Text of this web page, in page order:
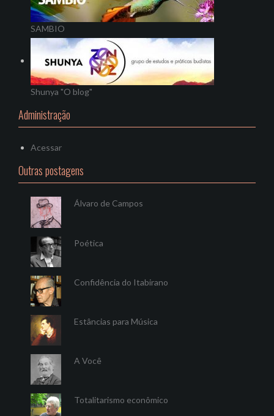
SAMBIO
Shunya "O blog"
Administração
Acessar
Outras postagens
Álvaro de Campos
Poética
Confidência do Itabirano
Estâncias para Música
A Você
Totalitarismo econômico